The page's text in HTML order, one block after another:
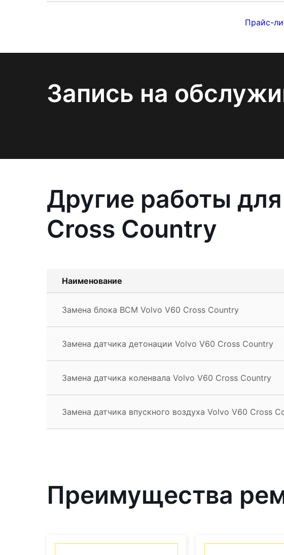
Прайс-
Запись на
Другие работы
Cross Country
Наименование
Замена блока BCM Volvo V60 Cross Country
Замена датчика детонации Volvo V60 Cross Country
Замена датчика коленвала Volvo V60 Cross Country
Замена датчика впускного воздуха Volvo V60 Cross
Преимущества